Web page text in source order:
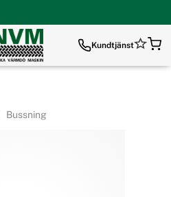
Kundtjänst
Bussning